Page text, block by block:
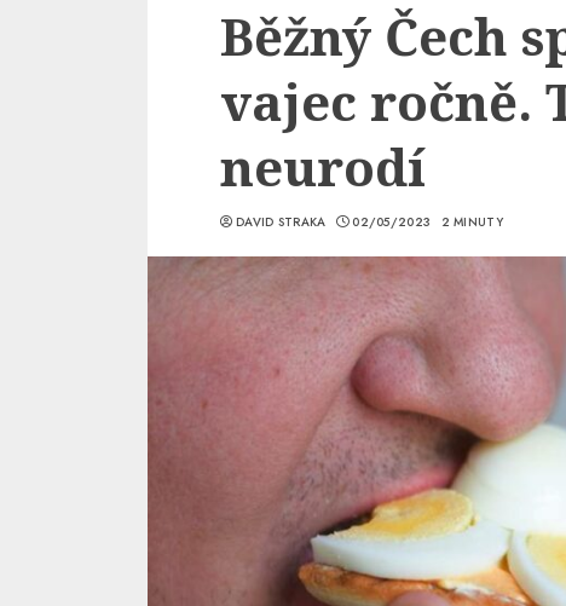
Běžný Čech
vajec ročně.
neurodí
DAVID STRAKA 02/05/2023 2 MINUTY